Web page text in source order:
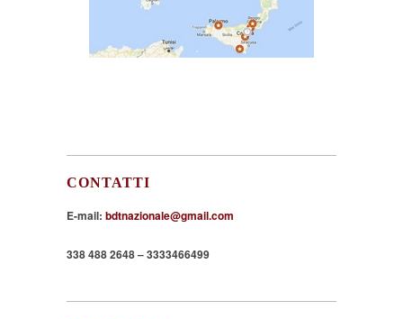
CONTATTI
E-mail: bdtnazionale@gmail.com
338 488 2648 – 3333466499